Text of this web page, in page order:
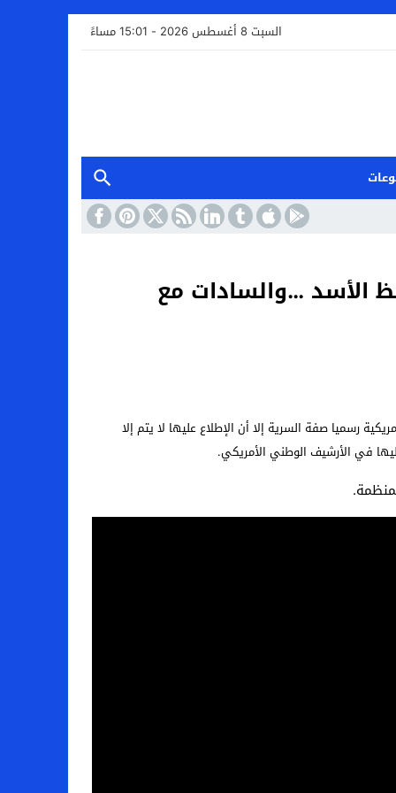
السبت 8 أغسطس 2026 - 15:01 مساءً
الأسد …والسادات مع
الممتدة من 1973 إلى 1976، بعد أن رفعت عنها الحكومة الأمريكية رسميا صفة السرية إلا أن الإطلاع عليها لا يتم إلا
في الأرشيف الوطني الأمريكي.